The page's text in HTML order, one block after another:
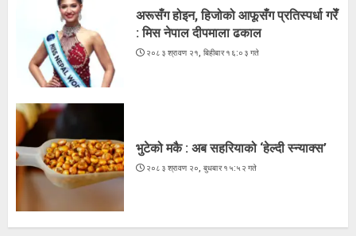
अरूसँग होइन, हिजोको आफूसँग प्रतिस्पर्धा गरेँ
: मिस नेपाल दीपमाला ढकाल
२०८३ श्रावण २१, बिहीबार १६:०३ गते
भुटेको मकै : अब सहरियाको ‘हेल्दी स्न्याक्स’
२०८३ श्रावण २०, बुधबार १५:५२ गते
२०८३ श्रावण १९, मंगलवार १३:३८ गते
4
के शशांकको नेतृत्वमा बन्दै छ नयाँ दल ?